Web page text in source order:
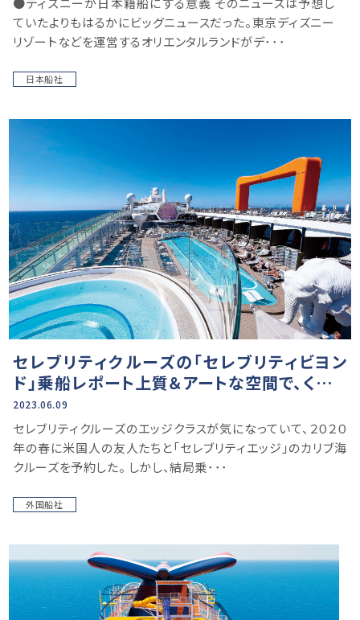
ていたよりもはるかにビッグニュースだった。東京ディズニー
リゾートなどを運営するオリエンタルランドがデ･･･
日本船社
セレブリティクルーズの「セレブリティビヨン
ド」乗船レポート上質＆アートな空間で、くつろ
ぎのリゾート時間
2023.06.09
セレブリティクルーズのエッジクラスが気になっていて、２０２０
年の春に米国人の友人たちと「セレブリティエッジ」のカリブ海
クルーズを予約した。 しかし、結局乗･･･
外国船社